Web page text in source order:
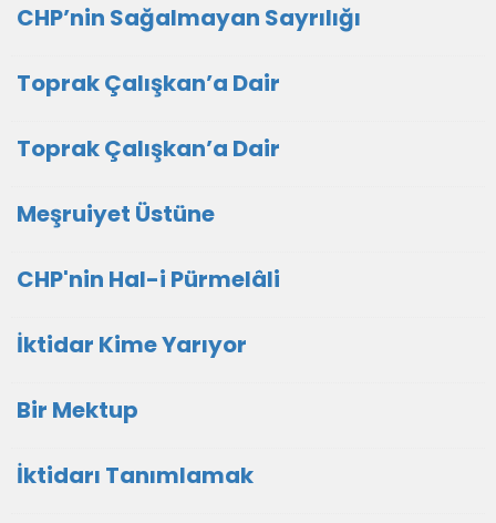
CHP’nin Sağalmayan Sayrılığı
Toprak Çalışkan’a Dair
Toprak Çalışkan’a Dair
Meşruiyet Üstüne
CHP'nin Hal-i Pürmelâli
İktidar Kime Yarıyor
Bir Mektup
İktidarı Tanımlamak